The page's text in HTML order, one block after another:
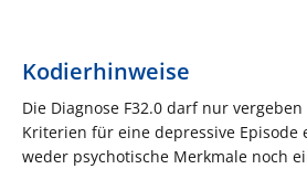
Kodierhinweise
Die Diagnose F32.0 darf nur
Kriterien für eine depressive
weder psychotische Merkmale noch